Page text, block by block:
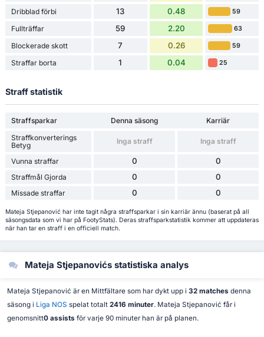
Dribblad förbi 13 0.48 59
Fullträffar 59 2.20 63
Blockerade skott 7 0.26 59
Straffar borta 1 0.04 25
Straff statistik
Straffsparkar Denna säsong
Karriär
Straffkonverterings
Betyg
Inga straff Inga straff
Vunna straffar 0 0
Straffmål Gjorda 0 0
Missade straffar 0 0
Mateja Stjepanović har inte tagit några straffsparkar i sin karriär ännu (baserat på all
säsongsdata som vi har på FootyStats). Deras straffsparkstatistik kommer att uppdateras
när han tar en straff i en officiell match.
Mateja Stjepanovićs statistiska analys
Mateja Stjepanović är en Mittfältare som har dykt upp i 32 matches denna
säsong i Liga NOS spelat totalt 2416 minuter. Mateja Stjepanović får i
genomsnitt0 assists för varje 90 minuter han är på planen.